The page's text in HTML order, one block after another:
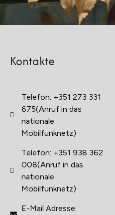
Kontakte
Telefon: +351 273 331
675(Anruf in das
nationale
Mobilfunknetz)
Telefon: +351 938 362
008(Anruf in das
nationale
Mobilfunknetz)
E-Mail Adresse: